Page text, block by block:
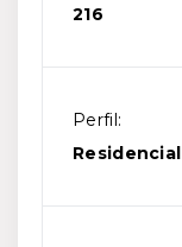
216
Perfil:
Residencial